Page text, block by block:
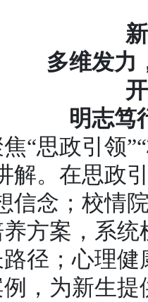
多维发力
明志笃
“思政引领
解。在思政
信念；校情
方案，系
径；心理
，为新生